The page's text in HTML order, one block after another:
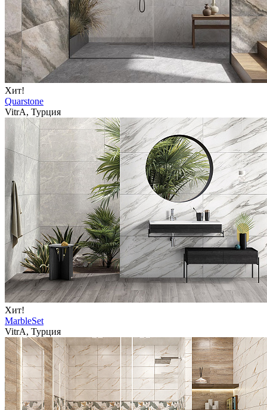
Хит!
Quarstone
VitrA, Турция
Хит!
MarbleSet
VitrA, Турция